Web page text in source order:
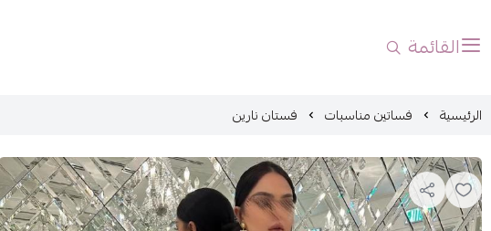
القائمة
الرئيسية فساتين مناسبات فستان نارين